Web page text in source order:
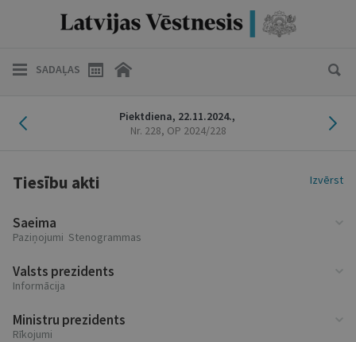
SADAĻAS
Iepriekšējais laidiensPiektdiena, 22.11.2024.,
Nr. 228, OP 2024/228
Tiesību akti Izvērst
Saeima
Paziņojumi Stenogrammas
Valsts prezidents
Informācija
Ministru prezidents
Rīkojumi